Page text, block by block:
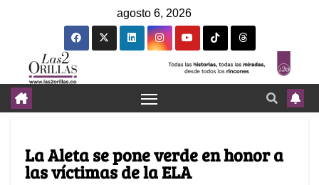
agosto 6, 2026
La Aleta se pone verde en honor a
las víctimas de la ELA